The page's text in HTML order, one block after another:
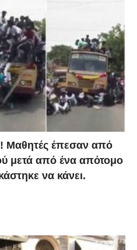
Μαθητές έπεσαν από
μετά από ένα απότομο
να κάνει.